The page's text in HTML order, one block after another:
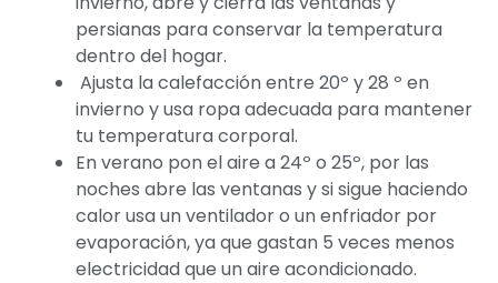
persianas para conservar la temperatura
dentro del hogar.
Ajusta la calefacción entre 20º y 28 º en
invierno y usa ropa adecuada para mantener
tu temperatura corporal.
En verano pon el aire a 24º o 25º, por las
noches abre las ventanas y si sigue haciendo
calor usa un ventilador o un enfriador por
evaporación, ya que gastan 5 veces menos
electricidad que un aire acondicionado.